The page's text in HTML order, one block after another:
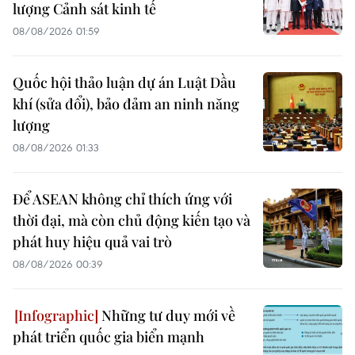
lượng Cảnh sát kinh tế
08/08/2026 01:59
Quốc hội thảo luận dự án Luật Dầu
khí (sửa đổi), bảo đảm an ninh năng
lượng
08/08/2026 01:33
Để ASEAN không chỉ thích ứng với
thời đại, mà còn chủ động kiến tạo và
phát huy hiệu quả vai trò
08/08/2026 00:39
Những tư duy mới về
phát triển quốc gia biển mạnh